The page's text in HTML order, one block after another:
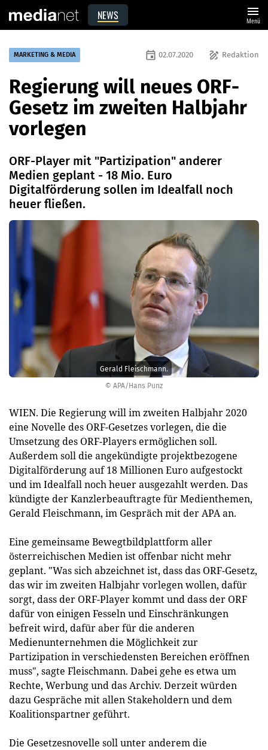
NEWS menu
Menü
© APA/Hans Punz
Gerald Fleischmann.
MARKETING & MEDIA draw Redaktion
event 02.07.2020
Regierung will neues ORF-
Gesetz im zweiten Halbjahr
vorlegen
ORF-Player mit "Partizipation" anderer
Medien geplant - 18 Mio. Euro
Digitalförderung sollen im Idealfall noch
heuer fließen.
WIEN. Die Regierung will im zweiten Halbjahr 2020
eine Novelle des ORF-Gesetzes vorlegen, die die
Umsetzung des ORF-Players ermöglichen soll.
Außerdem soll die angekündigte projektbezogene
Digitalförderung auf 18 Millionen Euro aufgestockt
und im Idealfall noch heuer ausgezahlt werden. Das
kündigte der Kanzlerbeauftragte für Medienthemen,
Gerald Fleischmann, im Gespräch mit der APA an.
Eine gemeinsame Bewegtbildplattform aller
österreichischenMedienist offenbar nicht mehr
geplant. "Was sich abzeichnet ist, dass das ORF-Gesetz,
das wir im zweiten Halbjahr vorlegen wollen, dafür
sorgt, dass der ORF-Player kommt und dass der ORF
dafür von einigen Fesseln und Einschränkungen
befreit wird, dafür aber für die anderen
Medienunternehmen die Möglichkeit zur
Partizipation in verschiedensten Bereichen eröffnen
muss", sagte Fleischmann. Dabei gehe es etwa um
Rechte, Werbung und das Archiv. Derzeit würden
dazu Gespräche mit allen Stakeholdern und dem
Koalitionspartner geführt.
Die Gesetzesnovelle soll unter anderem die